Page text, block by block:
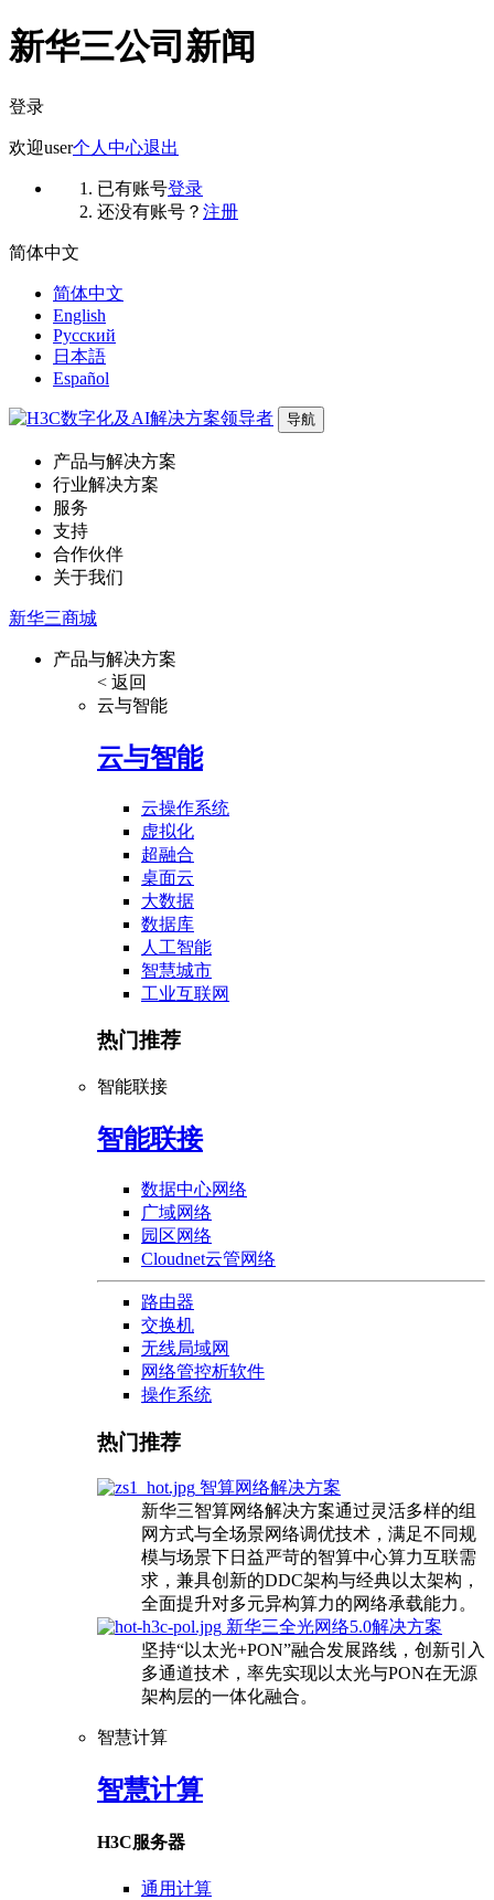
新华三公司新闻
登录
欢迎user个人中心退出
已有账号登录
还没有账号？ 注册
简体中文
简体中文
English
Русский
日本語
Español
导航
产品与解决方案
行业解决方案
服务
支持
合作伙伴
关于我们
新华三商城
产品与解决方案
< 返回
云与智能
云与智能
云操作系统
虚拟化
超融合
桌面云
大数据
数据库
人工智能
智慧城市
工业互联网
热门推荐
智能联接
智能联接
数据中心网络
广域网络
园区网络
Cloudnet云管网络
路由器
交换机
无线局域网
网络管控析软件
操作系统
热门推荐
智算网络解决方案
新华三智算网络解决方案通过灵活多样的组
网方式与全场景网络调优技术，满足不同规
模与场景下日益严苛的智算中心算力互联需
求，兼具创新的DDC架构与经典以太架构，
全面提升对多元异构算力的网络承载能力。
新华三全光网络5.0解决方案
坚持“以太光+PON”融合发展路线，创新引入
多通道技术，率先实现以太光与PON在无源
架构层的一体化融合。
智慧计算
智慧计算
H3C服务器
通用计算